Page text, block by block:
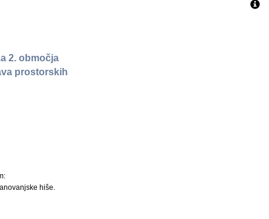
2. območja
prostorskih
hiše.